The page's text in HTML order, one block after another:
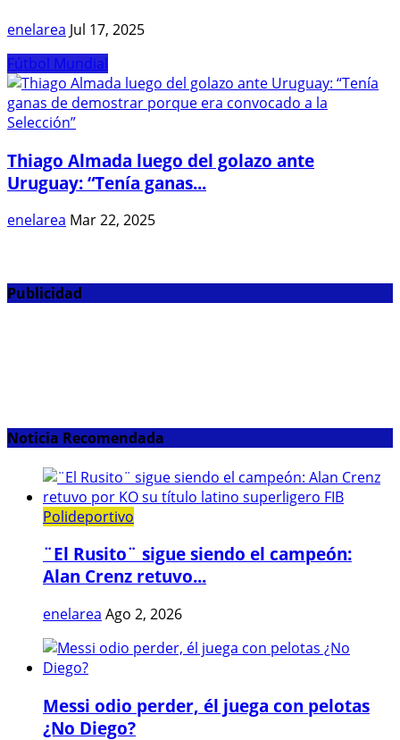
enelarea Jul 17, 2025
Fútbol Mundial
Thiago Almada luego del golazo ante
Uruguay: “Tenía ganas...
enelarea Mar 22, 2025
Publicidad
Noticia Recomendada
Polideportivo
¨El Rusito¨ sigue siendo el campeón:
Alan Crenz retuvo...
enelarea Ago 2, 2026
Messi odio perder, él juega con pelotas
¿No Diego?